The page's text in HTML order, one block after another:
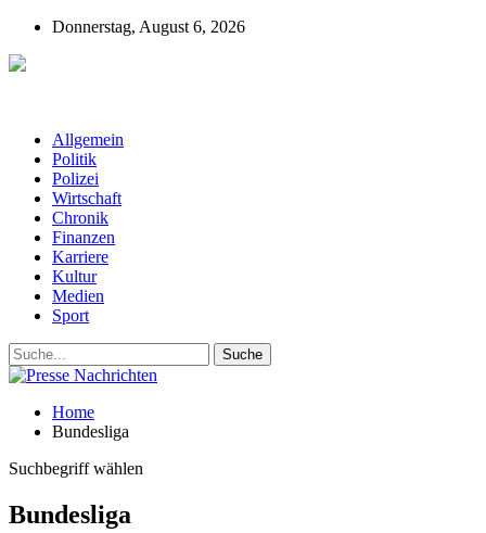
Donnerstag, August 6, 2026
Allgemein
Politik
Polizei
Wirtschaft
Chronik
Finanzen
Karriere
Kultur
Medien
Sport
Home
Bundesliga
Suchbegriff wählen
Bundesliga